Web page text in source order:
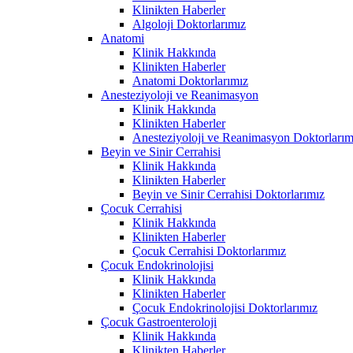
Klinikten Haberler
Algoloji Doktorlarımız
Anatomi
Klinik Hakkında
Klinikten Haberler
Anatomi Doktorlarımız
Anesteziyoloji ve Reanimasyon
Klinik Hakkında
Klinikten Haberler
Anesteziyoloji ve Reanimasyon
Beyin ve Sinir Cerrahisi
Klinik Hakkında
Klinikten Haberler
Beyin ve Sinir Cerrahisi Doktorlarımız
Çocuk Cerrahisi
Klinik Hakkında
Klinikten Haberler
Çocuk Cerrahisi Doktorlarımız
Çocuk Endokrinolojisi
Klinik Hakkında
Klinikten Haberler
Çocuk Endokrinolojisi Doktorlarımız
Çocuk Gastroenteroloji
Klinik Hakkında
Klinikten Haberler